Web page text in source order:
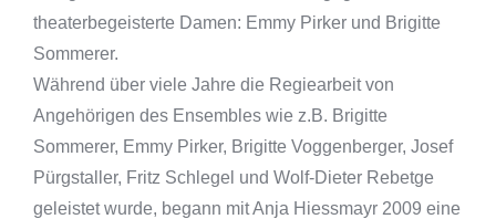
theaterbegeisterte Damen: Emmy Pirker und Brigitte
Sommerer.
Während über viele Jahre die Regiearbeit von
Angehörigen des Ensembles wie z.B. Brigitte
Sommerer, Emmy Pirker, Brigitte Voggenberger, Josef
Pürgstaller, Fritz Schlegel und Wolf-Dieter Rebetge
geleistet wurde, begann mit Anja Hiessmayr 2009 eine